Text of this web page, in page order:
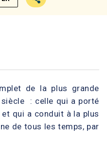
de la plus grande
siècle : celle qui a porté
qui a conduit à la plus
de tous les temps, par